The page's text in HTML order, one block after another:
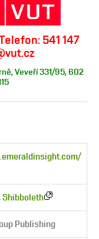
541 147
Veveří 331/95, 602
Shibboleth
Publishing